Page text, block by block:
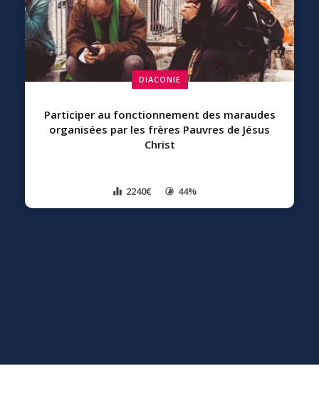
DIACONIE
Participer au fonctionnement des maraudes
organisées par les frères Pauvres de Jésus
Christ
2240€ 44%